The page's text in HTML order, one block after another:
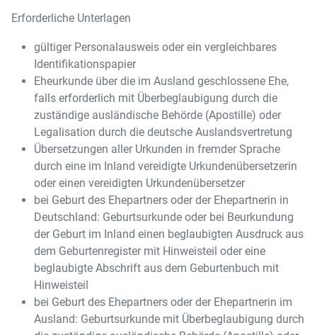
Erforderliche Unterlagen
gültiger Personalausweis oder ein vergleichbares
Identifikationspapier
Eheurkunde über die im Ausland geschlossene Ehe,
falls erforderlich mit Überbeglaubigung durch die
zuständige ausländische Behörde (Apostille) oder
Legalisation durch die deutsche Auslandsvertretung
Übersetzungen aller Urkunden in fremder Sprache
durch eine im Inland vereidigte Urkundenübersetzerin
oder einen vereidigten Urkundenübersetzer
bei Geburt des Ehepartners oder der Ehepartnerin in
Deutschland: Geburtsurkunde oder bei Beurkundung
der Geburt im Inland einen beglaubigten Ausdruck aus
dem Geburtenregister mit Hinweisteil oder eine
beglaubigte Abschrift aus dem Geburtenbuch mit
Hinweisteil
bei Geburt des Ehepartners oder der Ehepartnerin im
Ausland: Geburtsurkunde mit Überbeglaubigung durch